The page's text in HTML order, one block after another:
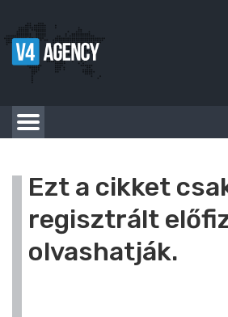
Ezt a cikket
regisztrált
olvashatják.